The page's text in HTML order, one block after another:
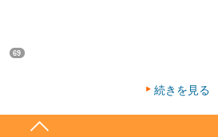
69
続きを見る